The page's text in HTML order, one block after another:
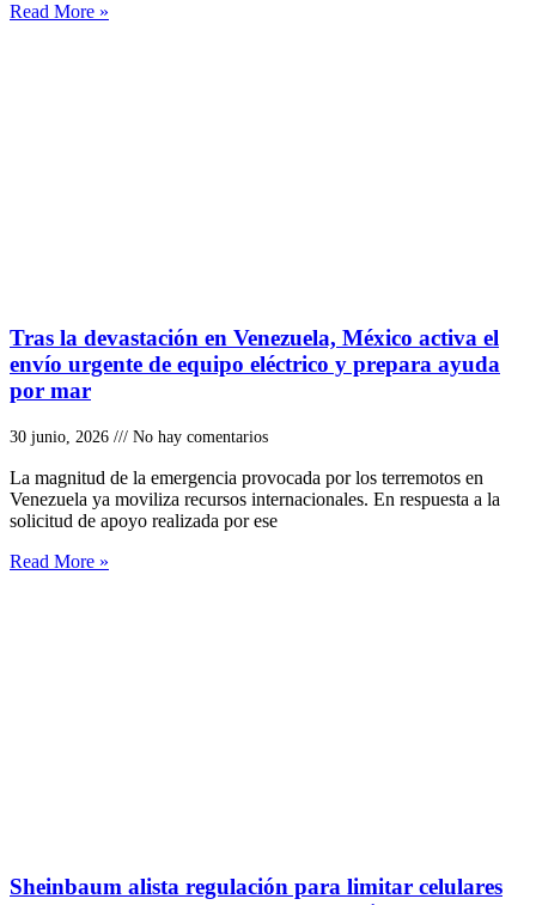
Read More »
Tras la devastación en Venezuela, México activa el
envío urgente de equipo eléctrico y prepara ayuda
por mar
30 junio, 2026 No hay comentarios
La magnitud de la emergencia provocada por los terremotos en
Venezuela ya moviliza recursos internacionales. En respuesta a la
solicitud de apoyo realizada por ese
Read More »
Sheinbaum alista regulación para limitar celulares